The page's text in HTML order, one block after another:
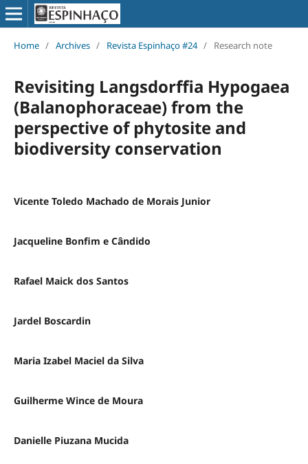
Home / Archives / Revista Espinhaço #24 / Research note
Revisiting Langsdorffia Hypogaea
(Balanophoraceae) from the
perspective of phytosite and
biodiversity conservation
Vicente Toledo Machado de Morais Junior
Jacqueline Bonfim e Cândido
Rafael Maick dos Santos
Jardel Boscardin
Maria Izabel Maciel da Silva
Guilherme Wince de Moura
Danielle Piuzana Mucida